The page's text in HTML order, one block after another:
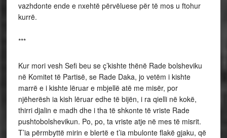
vazhdonte ende e nxehtë përvëluese për të mos u ftohur
kurrë.
***
Kur mori vesh Sefi beu se ç’kishte thënë Rade bolsheviku
në Komitet të Partisë, se Rade Daka, jo vetëm i kishte
marrë e i kishte lëruar e mbjellë atë me misër, por
njëherësh ia kish lëruar edhe të bijën, i ra qielli në kokë,
thirri djalin e madh dhe i tha të shkonte të vriste Rade
pushtobolshevikun. Po, po, ta vriste atje në mes të misrit.
T’ia përmbyttë mirin e blertë e t’ia mbulonte flakë gjaku, që